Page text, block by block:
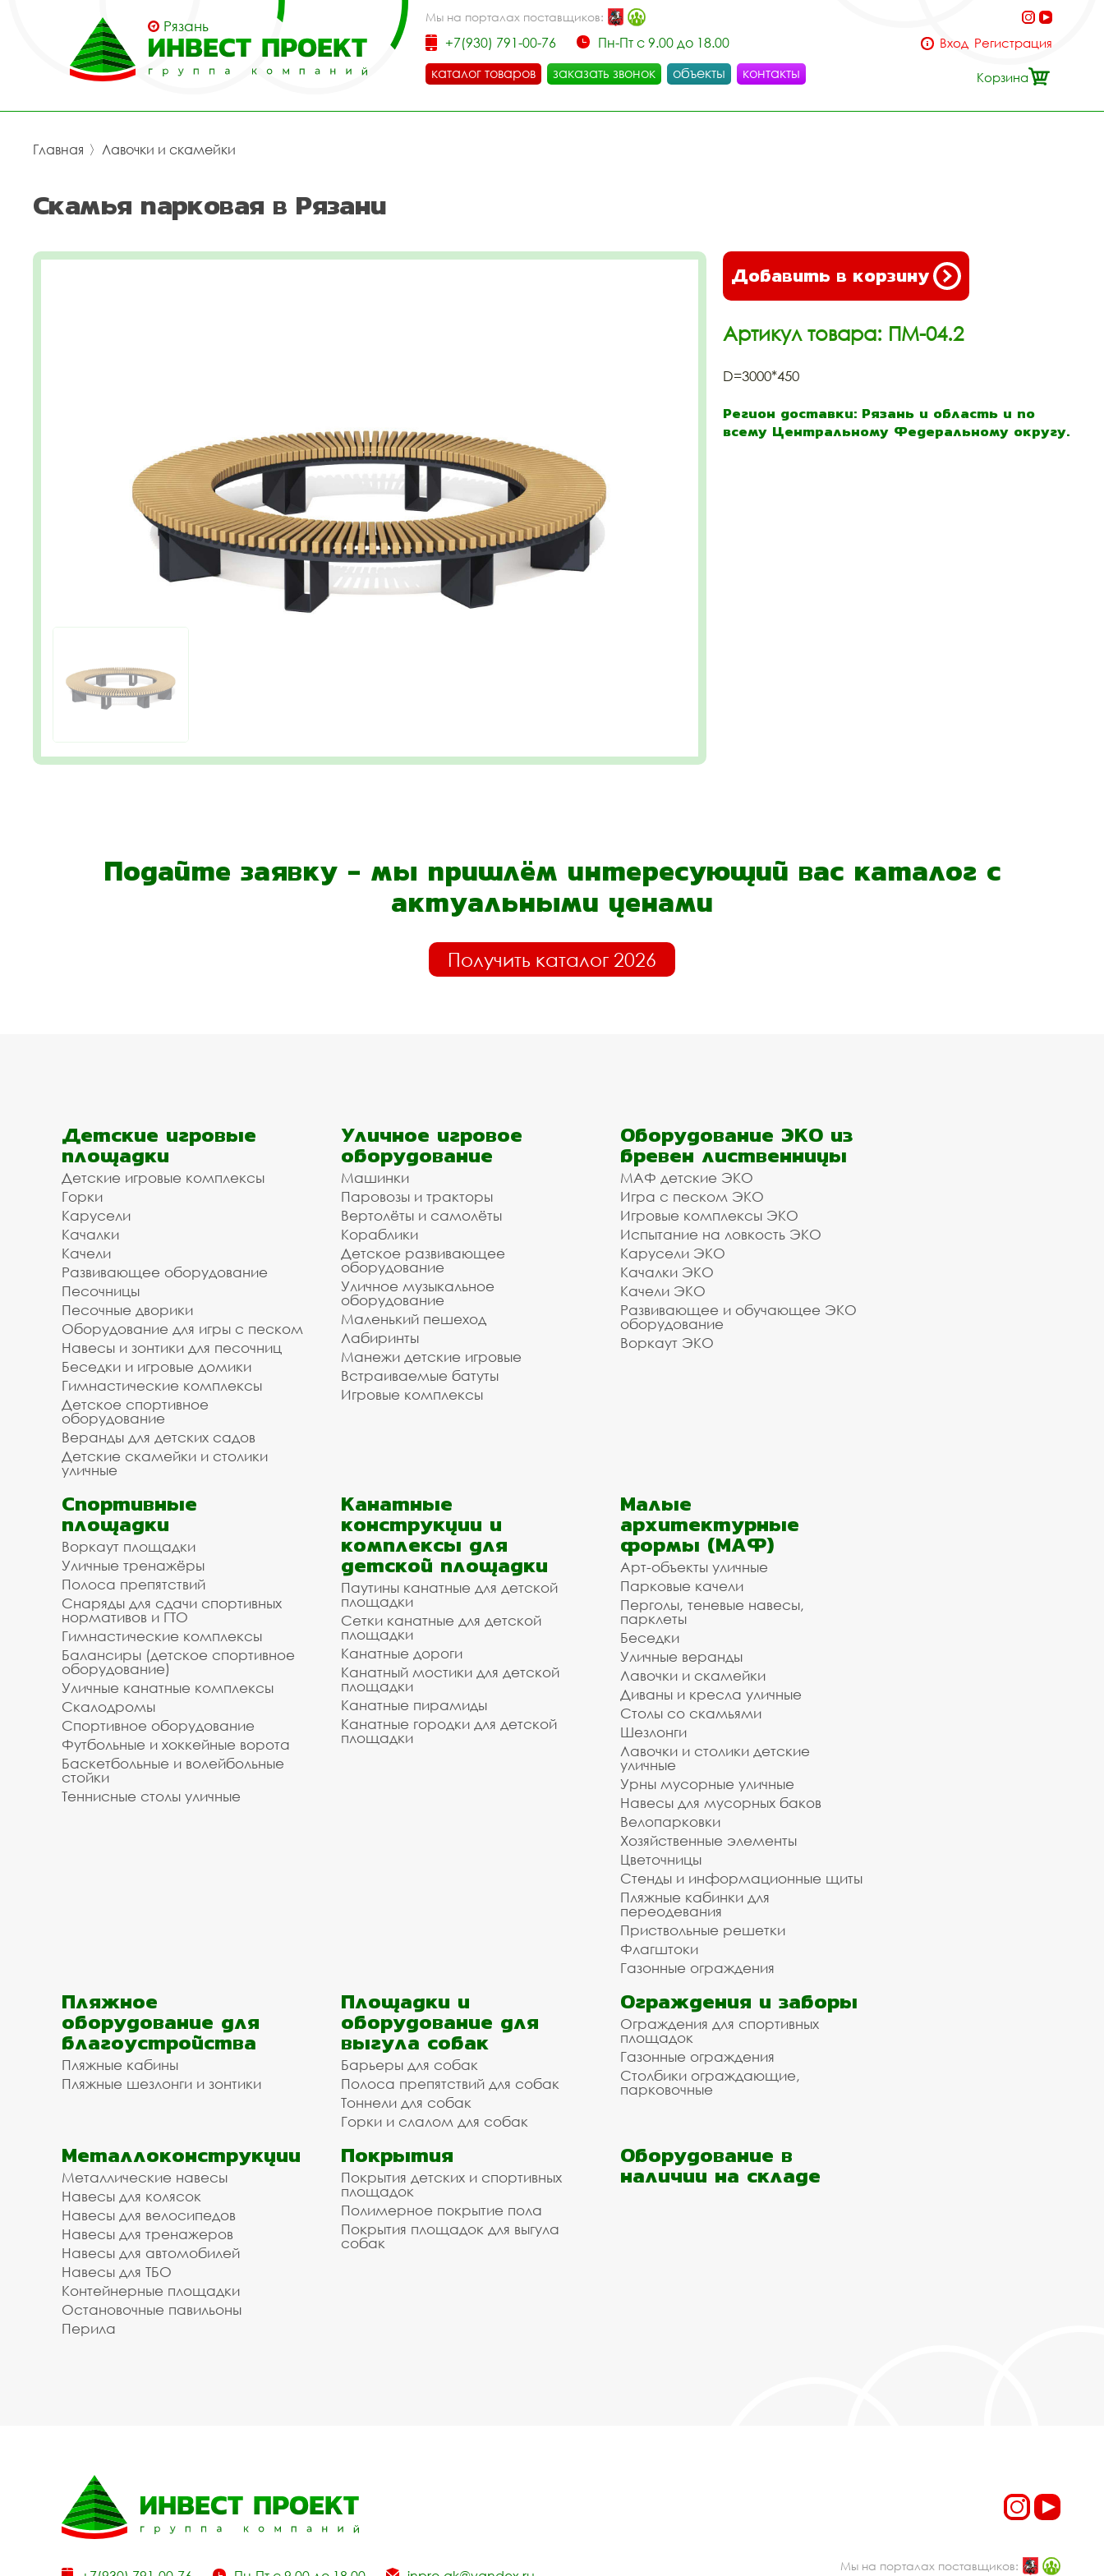
Рязань
Мы на порталах поставщиков:
+7(930) 791-00-76
Пн-Пт с 9.00 до 18.00
каталог товаров
заказать звонок объекты контакты
Вход Регистрация
Корзина
Главная 〉 Лавочки и скамейки
Скамья парковая в Рязани
Добавить в корзину
Артикул товара: ПМ-04.2
D=3000*450
Регион доставки: Рязань и область и по
всему Центральному Федеральному округу.
Подайте заявку - мы пришлём интересующий вас каталог с
актуальными ценами
Получить каталог 2026
Детские игровые
площадки
Детские игровые комплексы
Горки
Карусели
Качалки
Качели
Развивающее оборудование
Песочницы
Песочные дворики
Оборудование для игры с песком
Навесы и зонтики для песочниц
Беседки и игровые домики
Гимнастические комплексы
Детское спортивное
оборудование
Веранды для детских садов
Детские скамейки и столики
уличные
Уличное игровое
оборудование
Машинки
Паровозы и тракторы
Вертолёты и самолёты
Кораблики
Детское развивающее
оборудование
Уличное музыкальное
оборудование
Маленький пешеход
Лабиринты
Манежи детские игровые
Встраиваемые батуты
Игровые комплексы
Оборудование ЭКО из
бревен лиственницы
МАФ детские ЭКО
Игра с песком ЭКО
Игровые комплексы ЭКО
Испытание на ловкость ЭКО
Карусели ЭКО
Качалки ЭКО
Качели ЭКО
Развивающее и обучающее ЭКО
оборудование
Воркаут ЭКО
Спортивные
площадки
Воркаут площадки
Уличные тренажёры
Полоса препятствий
Снаряды для сдачи спортивных
нормативов и ГТО
Гимнастические комплексы
Балансиры (детское спортивное
оборудование)
Уличные канатные комплексы
Скалодромы
Спортивное оборудование
Футбольные и хоккейные ворота
Баскетбольные и волейбольные
стойки
Теннисные столы уличные
Канатные
конструкции и
комплексы для
детской площадки
Паутины канатные для детской
площадки
Сетки канатные для детской
площадки
Канатные дороги
Канатный мостики для детской
площадки
Канатные пирамиды
Канатные городки для детской
площадки
Малые
архитектурные
формы (МАФ)
Арт-объекты уличные
Парковые качели
Перголы, теневые навесы,
парклеты
Беседки
Уличные веранды
Лавочки и скамейки
Диваны и кресла уличные
Столы со скамьями
Шезлонги
Лавочки и столики детские
уличные
Урны мусорные уличные
Навесы для мусорных баков
Велопарковки
Хозяйственные элементы
Цветочницы
Стенды и информационные щиты
Пляжные кабинки для
переодевания
Приствольные решетки
Флагштоки
Газонные ограждения
Пляжное
оборудование для
благоустройства
Пляжные кабины
Пляжные шезлонги и зонтики
Площадки и
оборудование для
выгула собак
Барьеры для собак
Полоса препятствий для собак
Тоннели для собак
Горки и слалом для собак
Ограждения и заборы
Ограждения для спортивных
площадок
Газонные ограждения
Столбики ограждающие,
парковочные
Металлоконструкции
Металлические навесы
Навесы для колясок
Навесы для велосипедов
Навесы для тренажеров
Навесы для автомобилей
Навесы для ТБО
Контейнерные площадки
Остановочные павильоны
Перила
Покрытия
Покрытия детских и спортивных
площадок
Полимерное покрытие пола
Покрытия площадок для выгула
собак
Оборудование в
наличии на складе
Мы на порталах поставщиков: